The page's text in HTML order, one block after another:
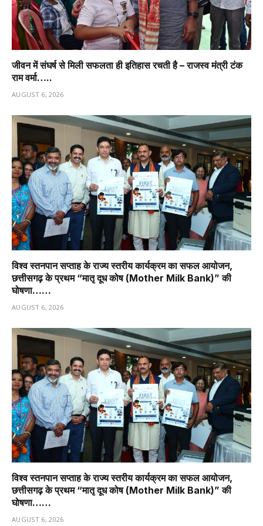
जीवन में संघर्ष से मिली सफलता ही इतिहास रचती है – राजस्व मंत्री टंक
राम वर्मा…..
AUGUST 6, 2026
विश्व स्तनपान सप्ताह के राज्य स्तरीय कार्यक्रम का सफल आयोजन,
छत्तीसगढ़ के प्रथम “मातृ दूध कोष (Mother Milk Bank)” की
घोषणा……
AUGUST 6, 2026
विश्व स्तनपान सप्ताह के राज्य स्तरीय कार्यक्रम का सफल आयोजन,
छत्तीसगढ़ के प्रथम “मातृ दूध कोष (Mother Milk Bank)” की
घोषणा……
AUGUST 6, 2026